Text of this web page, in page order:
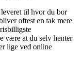
til hvor du bor
oftest en tak mere
være at du selv henter
lige ved online